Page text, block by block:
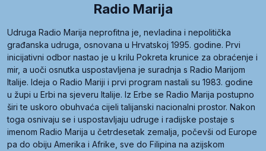
Radio Marija
Udruga Radio Marija neprofitna je, nevladina i nepolitička
građanska udruga, osnovana u Hrvatskoj 1995. godine. Prvi
inicijativni odbor nastao je u krilu Pokreta krunice za obraćenje i
mir, a uoči osnutka uspostavljena je suradnja s Radio Marijom
Italije. Ideja o Radio Mariji i prvi program nastali su 1983. godine
u župi u Erbi na sjeveru Italije. Iz Erbe se Radio Marija postupno
širi te uskoro obuhvaća cijeli talijanski nacionalni prostor. Nakon
toga osnivaju se i uspostavljaju udruge i radijske postaje s
imenom Radio Marija u četrdesetak zemalja, počevši od Europe
pa do obiju Amerika i Afrike, sve do Filipina na azijskom